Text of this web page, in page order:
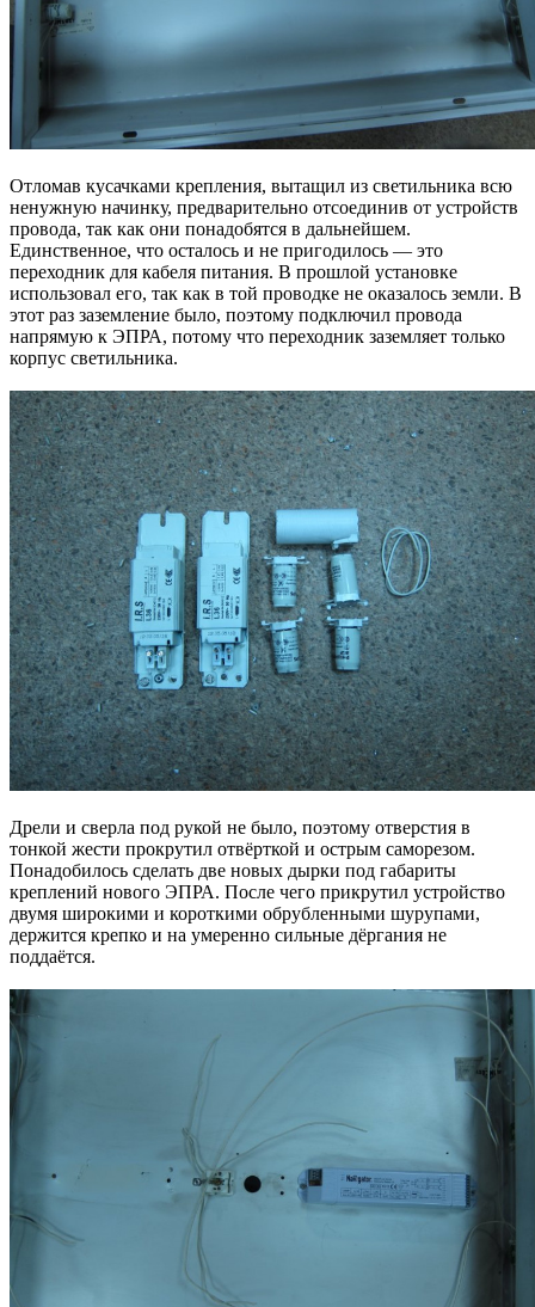
Отломав кусачками крепления, вытащил из светильника всю
ненужную начинку, предварительно отсоединив от устройств
провода, так как они понадобятся в дальнейшем.
Единственное, что осталось и не пригодилось — это
переходник для кабеля питания. В прошлой установке
использовал его, так как в той проводке не оказалось земли. В
этот раз заземление было, поэтому подключил провода
напрямую к ЭПРА, потому что переходник заземляет только
корпус светильника.
Дрели и сверла под рукой не было, поэтому отверстия в
тонкой жести прокрутил отвёрткой и острым саморезом.
Понадобилось сделать две новых дырки под габариты
креплений нового ЭПРА. После чего прикрутил устройство
двумя широкими и короткими обрубленными шурупами,
держится крепко и на умеренно сильные дёргания не
поддаётся.